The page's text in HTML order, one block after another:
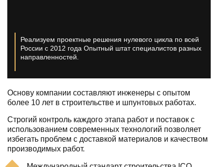
Реализуем проектные решения нулевого цикла по всей
России с 2012 года Опытный штат специалистов разных
направленностей.
Основу компании составляют инженеры с опытом
более 10 лет в строительстве и шпунтовых работах.
Строгий контроль каждого этапа работ и поставок с
использованием современных технологий позволяет
избегать проблем с доставкой материалов и качеством
производимых работ.